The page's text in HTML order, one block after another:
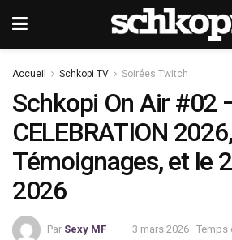
Accueil Schkopi TV Soirées Twitch
Schkopi On Air #02
CELEBRATION
Témoignages, et le
2026
Par Sexy MF 3 mars 2026 Temps